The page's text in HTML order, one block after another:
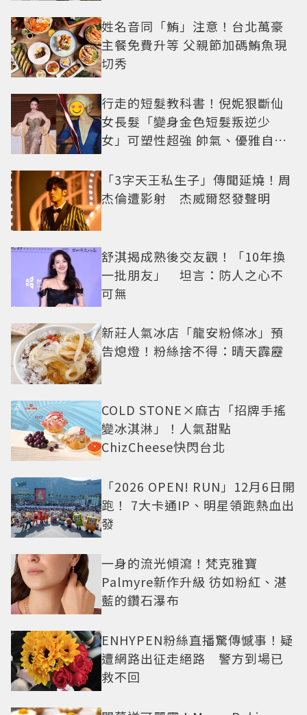
姓名音同「鮪」注意！台北萬豪
主餐免費升等 父親節加碼鮪魚現
切秀
行走的短髮教科書！倪妮狠斷仙
女長髮「變身金色短髮叛逆少
女」可塑性超強 帥氣、優雅自由
「3字天王私生子」傳聞延燒！周
杰倫遭影射 杰威爾怒發聲明
舒淇揭成熟後交友觀！「10年換
一批朋友」 坦言：防人之心不
可無
新莊人氣冰店「龍安粉條冰」預
告熄燈！粉絲捨不得：晴天霹靂
COLD STONE×麻古「招牌手搖
變冰淇淋」！人氣甜點
ChizCheese快閃台北
「2026 OPEN! RUN」12月6日開
跑！ 7大卡通IP、明星領跑熱血出
發
一身的流光傾瀉！梵克雅寶
Palmyre新作升級 彷如粉紅、湛
藍的鑽石瀑布
ENHYPEN粉絲直播驚傳憾事！疑
遭網路出征走絕路 警方到場已
救不回